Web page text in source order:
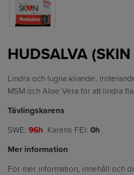
HUDSALVA
Lindra och lugna kliande,
MSM och Aloe Vera för att lindra
Tävlingskarens
SWE:96h Karens FEI:0h
Mer information
För mer information, innehåll och